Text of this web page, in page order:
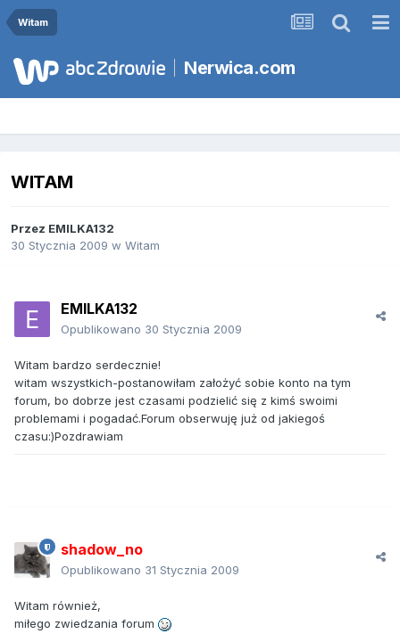
Witam
Nerwica.com
WITAM
Przez EMILKA132
30 Stycznia 2009 w Witam
EMILKA132
Opublikowano 30 Stycznia 2009
Witam bardzo serdecznie!
witam wszystkich-postanowiłam założyć sobie konto na tym
forum, bo dobrze jest czasami podzielić się z kimś swoimi
problemami i pogadać.Forum obserwuję już od jakiegoś
czasu:)Pozdrawiam
shadow_no
Opublikowano 31 Stycznia 2009
Witam również,
miłego zwiedzania forum